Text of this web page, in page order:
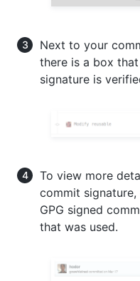
Next to your
there is a box
signature is
To view more
commit signature,
GPG signed
that was used.